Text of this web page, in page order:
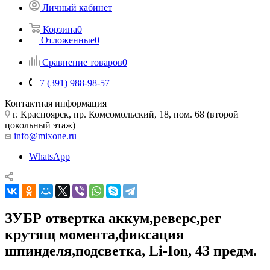
Личный кабинет
Корзина0
Отложенные0
Сравнение товаров0
+7 (391) 988-98-57
Контактная информация
г. Красноярск, пр. Комсомольский, 18, пом. 68 (второй
цокольный этаж)
info@mixone.ru
WhatsApp
ЗУБР отвертка аккум,реверс,рег
крутящ момента,фиксация
шпинделя,подсветка, Li-Ion, 43 предм.